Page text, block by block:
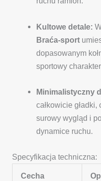
Kultowe detale:
Braća-sport
dopasowanym
sportowy
Minimalistyczny
całkowicie
surowy wygląd i
dynamice ruchu.
Specyfikacja techniczna:
Cecha